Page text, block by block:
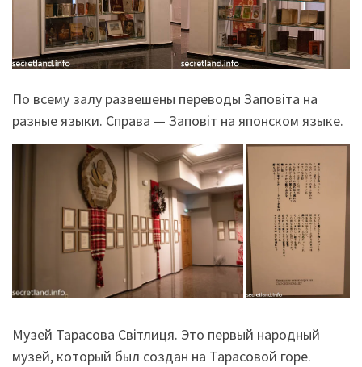
По всему залу развешены переводы Заповіта на
разные языки. Справа — Заповіт на японском языке.
Музей Тарасова Світлиця. Это первый народный
музей, который был создан на Тарасовой горе.